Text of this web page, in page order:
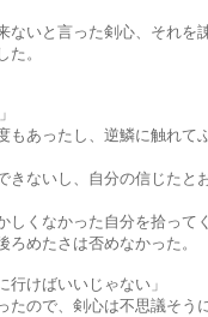
剣心、それを諌めた
。
逆鱗に触れてぶん殴
分の信じたとおりに
自分を拾ってくれた
さは否めなかった。
いいじゃない」
剣心は不思議そうに彼